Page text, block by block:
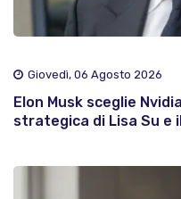
Giovedì, 06 Agosto 2026
Elon Musk sceglie
strategica di Lisa Su e